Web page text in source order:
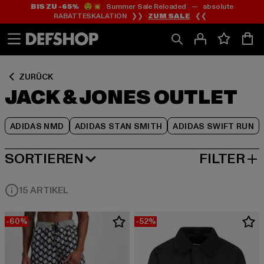
Zum
Inhalt
springen
Zum
Fußzeile
springen
BIS ZU -65%😲💥 Summer Sale Reloaded — absolute
RABATTESKALATION ❯❯ ZUM SALE ❮❮
ZURÜCK
JACK & JONES OUTLET
ADIDAS NMD ADIDAS STAN SMITH ADIDAS SWIFT RUN
Zum
Produktraster
springen
SORTIEREN
BELIEBTESTE FILTER
15 ARTIKEL
-60% -52%